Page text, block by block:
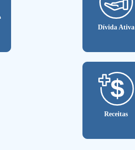
Dívida Ativa
Receitas